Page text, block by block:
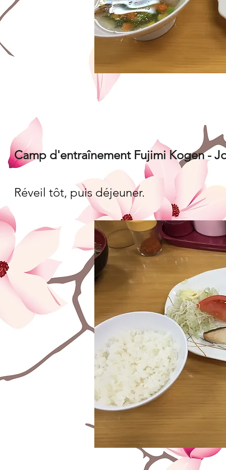
Camp d'entraînement Fujimi Kogen -
Réveil tôt, puis déjeuner.